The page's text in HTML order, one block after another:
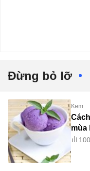
Đừng bỏ lỡ
Kem
mùa